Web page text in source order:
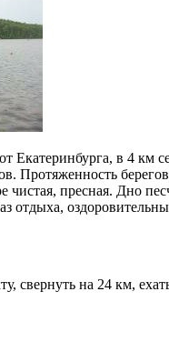
Екатеринбурга, в 4 км
Протяженность
чистая, пресная. Дно
отдыха,
свернуть на 24 км,